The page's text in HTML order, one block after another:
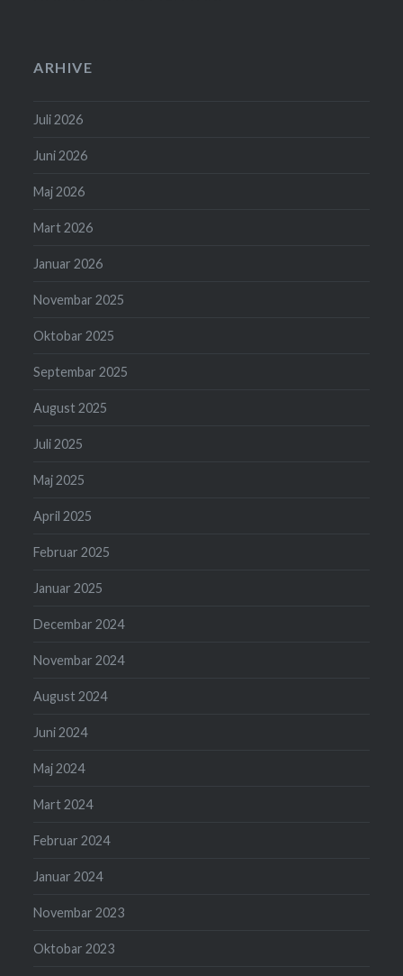
ARHIVE
Juli 2026
Juni 2026
Maj 2026
Mart 2026
Januar 2026
Novembar 2025
Oktobar 2025
Septembar 2025
August 2025
Juli 2025
Maj 2025
April 2025
Februar 2025
Januar 2025
Decembar 2024
Novembar 2024
August 2024
Juni 2024
Maj 2024
Mart 2024
Februar 2024
Januar 2024
Novembar 2023
Oktobar 2023